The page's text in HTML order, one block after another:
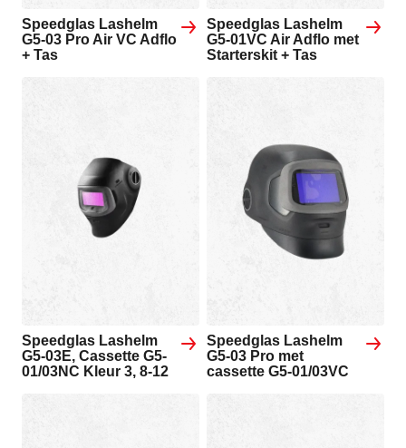
Speedglas Lashelm
G5-03 Pro Air VC Adflo
+ Tas
Speedglas Lashelm
G5-01VC Air Adflo met
Starterskit + Tas
Speedglas Lashelm
G5-03E, Cassette G5-
01/03NC Kleur 3, 8-12
Speedglas Lashelm
G5-03 Pro met
cassette G5-01/03VC